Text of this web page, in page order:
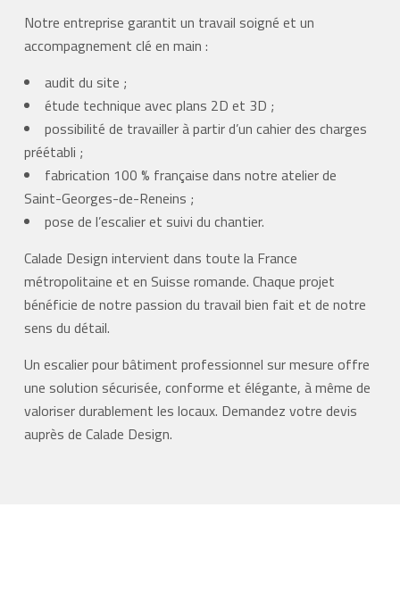
Notre entreprise garantit un travail soigné et un
accompagnement clé en main :
audit du site ;
étude technique avec plans 2D et 3D ;
possibilité de travailler à partir d’un cahier des charges
préétabli ;
fabrication 100 % française dans notre atelier de
Saint-Georges-de-Reneins ;
pose de l’escalier et suivi du chantier.
Calade Design intervient dans toute la France
métropolitaine et en Suisse romande. Chaque projet
bénéficie de notre passion du travail bien fait et de notre
sens du détail.
Un escalier pour bâtiment professionnel sur mesure offre
une solution sécurisée, conforme et élégante, à même de
valoriser durablement les locaux. Demandez votre devis
auprès de Calade Design.